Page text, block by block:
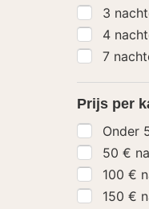
3
4
7
Prijs per